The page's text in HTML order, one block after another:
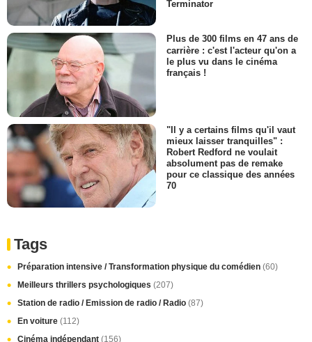
Terminator
Plus de 300 films en 47 ans de
carrière : c'est l'acteur qu'on a
le plus vu dans le cinéma
français !
"Il y a certains films qu'il vaut
mieux laisser tranquilles" :
Robert Redford ne voulait
absolument pas de remake
pour ce classique des années
70
Tags
Préparation intensive / Transformation physique du comédien (60)
Meilleurs thrillers psychologiques (207)
Station de radio / Emission de radio / Radio (87)
En voiture (112)
Cinéma indépendant (156)